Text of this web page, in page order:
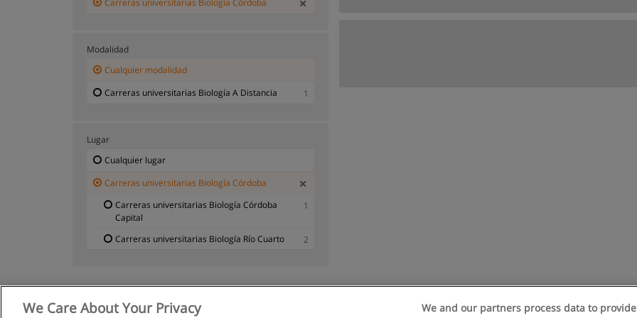
Carreras universitarias Biología Córdoba
Modalidad
Cualquier modalidad
Carreras universitarias Biología A Distancia
1
Lugar
Cualquier lugar
Carreras universitarias Biología Córdoba
Carreras universitarias Biología Córdoba
Capital
1
Carreras universitarias Biología Río Cuarto 2
We Care About Your Privacy We and our partners process data to